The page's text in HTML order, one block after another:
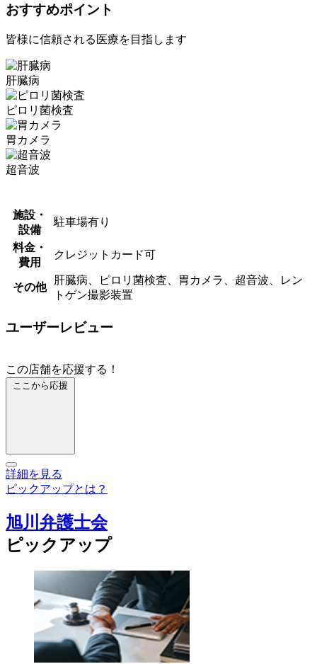
おすすめポイント
皆様に信頼される医療を目指します
肝臓病
ピロリ菌検査
胃カメラ
超音波
施設・
設備
駐車場有り
料金・
費用
クレジットカード可
その他
肝臓病、ピロリ菌検査、胃カメラ、超音波、レン
トゲン撮影装置
ユーザーレビュー
この店舗を応援する！
ここから応援
詳細を見る
ピックアップとは？
旭川弁護士会
ピックアップ